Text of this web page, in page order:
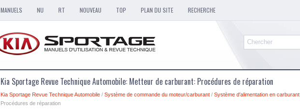
MANUELS NU RT NOUVEAU TOP PLAN DU SITE RECHERCHE
Kia Sportage Revue Technique Automobile: Metteur de carburant: Procédures de réparation
Kia Sportage Revue Technique Automobile / Système de commande du moteur/carburant / Système d′alimentation en carburant
Procédures de réparation